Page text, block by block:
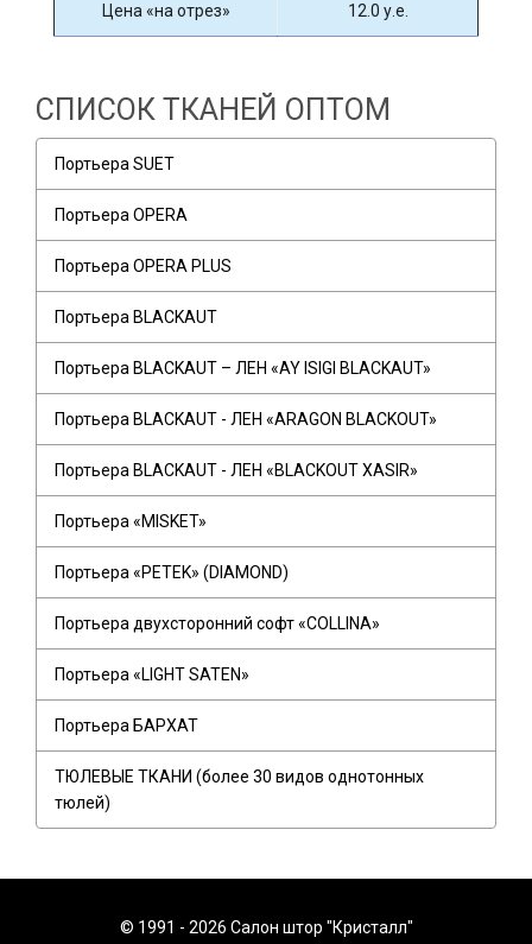
Цена «на отрез» 12.0 у.е.
СПИСОК ТКАНЕЙ ОПТОМ
Портьера SUET
Портьера OPERA
Портьера OPERA PLUS
Портьера BLACKAUT
Портьера BLACKAUT – ЛЕН «AY ISIGI BLACKAUT»
Портьера BLACKAUT - ЛЕН «ARAGON BLACKOUT»
Портьера BLACKAUT - ЛЕН «BLACKOUT XASIR»
Портьера «MISKET»
Портьера «PETEK» (DIAMOND)
Портьера двухсторонний софт «COLLINA»
Портьера «LIGHT SATEN»
Портьера БАРХАТ
ТЮЛЕВЫЕ ТКАНИ (более 30 видов однотонных
тюлей)
© 1991 - 2026 Салон штор "Кристалл"